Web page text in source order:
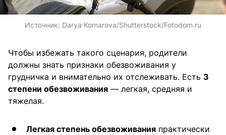
Источник: Darya Komarova/Shutterstock/Fotodom.ru
Чтобы избежать такого сценария, родители
должны знать признаки обезвоживания у
грудничка и внимательно их отслеживать. Есть 3
степени обезвоживания — легкая, средняя и
тяжелая.
Легкая степень обезвоживания практически